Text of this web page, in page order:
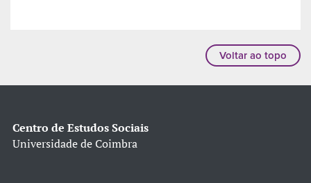
Voltar ao topo
Centro de Estudos Sociais
Universidade de Coimbra